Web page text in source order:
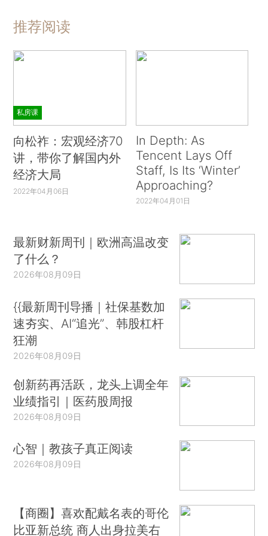
推荐阅读
私房课
向松祚：宏观经济70
讲，带你了解国内外
经济大局
2022年04月06日
In Depth: As
Tencent Lays Off
Staff, Is Its ‘Winter’
Approaching?
2022年04月01日
最新财新周刊｜欧洲高温改变
了什么？
2026年08月09日
{{最新周刊导播｜社保基数加
速夯实、AI“追光”、韩股杠杆
狂潮
2026年08月09日
创新药再活跃，龙头上调全年
业绩指引｜医药股周报
2026年08月09日
心智｜教孩子真正阅读
2026年08月09日
【商圈】喜欢配戴名表的哥伦
比亚新总统 商人出身拉美右